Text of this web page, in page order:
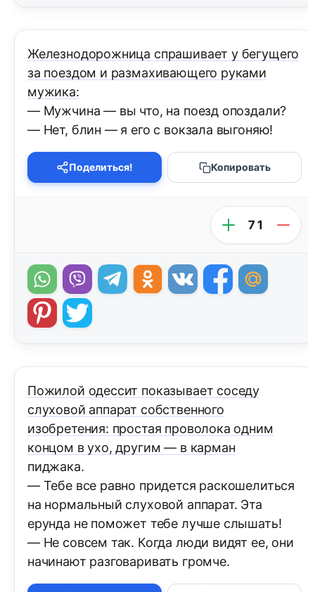
Железнодорожница спрашивает у бегущего
за поездом и размахивающего руками
мужика:
— Мужчина — вы что, на поезд опоздали?
— Нет, блин — я его с вокзала выгоняю!
Поделиться! Копировать
71
Пожилой одессит показывает соседу
слуховой аппарат собственного
изобретения: простая проволока одним
концом в ухо, другим — в карман
пиджака.
— Тебе все равно придется раскошелиться
на нормальный слуховой аппарат. Эта
ерунда не поможет тебе лучше слышать!
— Не совсем так. Когда люди видят ее, они
начинают разговаривать громче.